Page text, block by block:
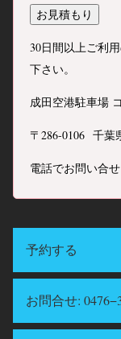
30日間以上ご利
下さい。
成田空港駐車場
〒286-0106 千葉
電話でお問い合
予約する
お問合せ: